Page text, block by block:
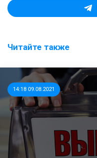
Читайте также
14:18 09.08.2021